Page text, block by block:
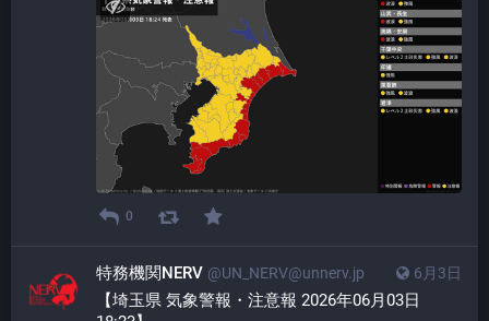
0
6月3日
特務機関NERV @UN_NERV@unnerv.jp
【埼玉県 気象警報・注意報 2026年06月03日